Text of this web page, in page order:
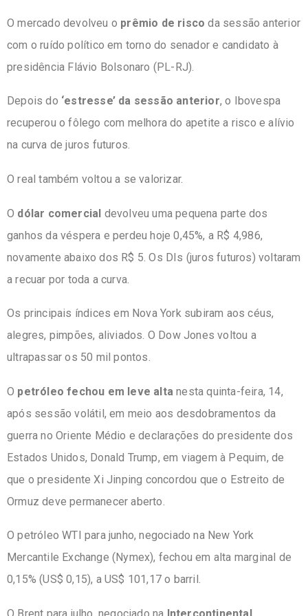
O mercado devolveu o prêmio de risco da sessão anterior
com o ruído político em torno do senador e candidato à
presidência Flávio Bolsonaro (PL-RJ).
Depois do ‘estresse’ da sessão anterior, o Ibovespa
recuperou o fôlego com melhora do apetite a risco e alívio
na curva de juros futuros.
O real também voltou a se valorizar.
O dólar comercial devolveu uma pequena parte dos
ganhos da véspera e perdeu hoje 0,45%, a R$ 4,986,
novamente abaixo dos R$ 5. Os DIs (juros futuros) voltaram
a recuar por toda a curva.
Os principais índices em Nova York subiram aos céus,
alegres, pimpões, aliviados. O Dow Jones voltou a
ultrapassar os 50 mil pontos.
O petróleo fechou em leve alta nesta quinta-feira, 14,
após sessão volátil, em meio aos desdobramentos da
guerra no Oriente Médio e declarações do presidente dos
Estados Unidos, Donald Trump, em viagem à Pequim, de
que o presidente Xi Jinping concordou que o Estreito de
Ormuz deve permanecer aberto.
O petróleo WTI para junho, negociado na New York
Mercantile Exchange (Nymex), fechou em alta marginal de
0,15% (US$ 0,15), a US$ 101,17 o barril.